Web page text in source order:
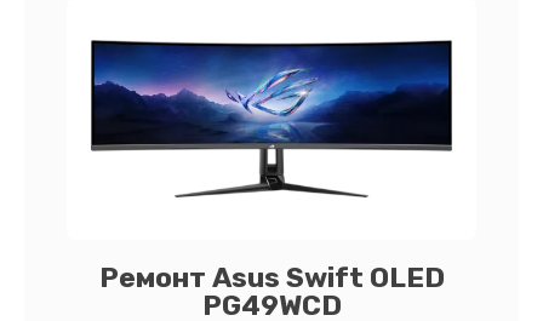
Ремонт Asus Swift OLED
PG49WCD